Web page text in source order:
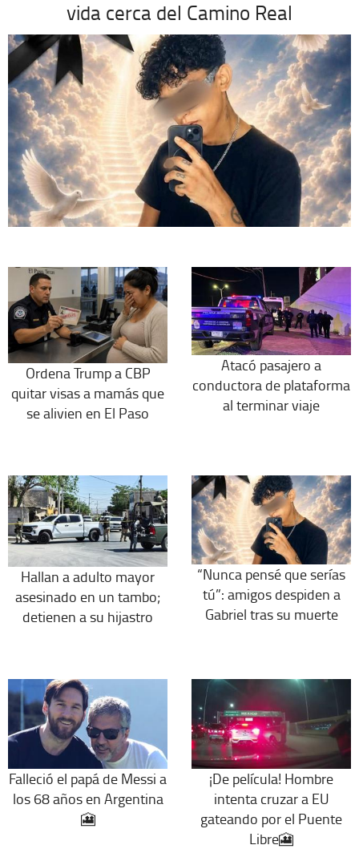
vida cerca del Camino Real
Ordena Trump a CBP
quitar visas a mamás que
se alivien en El Paso
Atacó pasajero a
conductora de plataforma
al terminar viaje
Hallan a adulto mayor
asesinado en un tambo;
detienen a su hijastro
“Nunca pensé que serías
tú”: amigos despiden a
Gabriel tras su muerte
Falleció el papá de Messi a
los 68 años en Argentina
🎦
¡De película! Hombre
intenta cruzar a EU
gateando por el Puente
Libre🎦